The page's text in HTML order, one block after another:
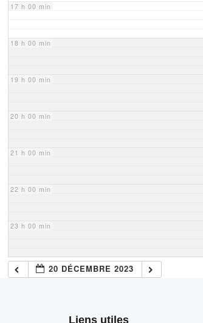
17 h 00 min
18 h 00 min
19 h 00 min
20 h 00 min
21 h 00 min
22 h 00 min
23 h 00 min
20 DÉCEMBRE 2023
Liens utiles